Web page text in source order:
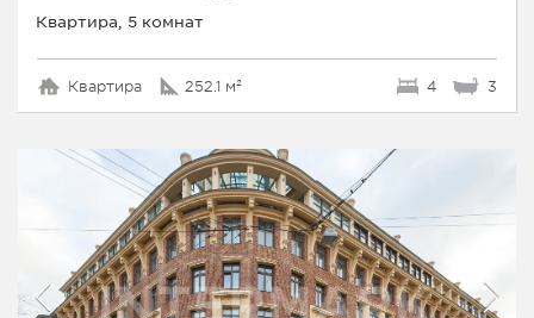
Квартира, 5 комнат
Квартира 252.1 м² 4 3